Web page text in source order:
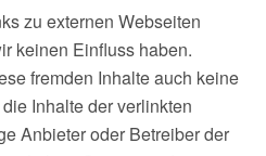
zu externen Webseiten
keinen Einfluss haben.
fremden Inhalte auch keine
Inhalte der verlinkten
Anbieter oder Betreiber der